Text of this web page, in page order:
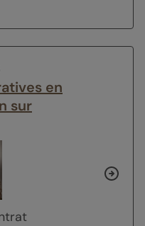
en
sur